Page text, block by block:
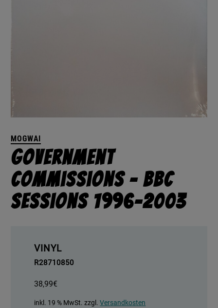
MOGWAI
Government
Commissions – BBC
Sessions 1996-2003
VINYL
R28710850
38,99€
inkl. 19 % MwSt. zzgl.Versandkosten